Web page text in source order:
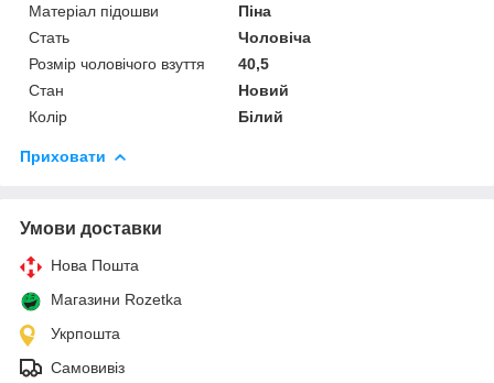
Матеріал підошви
Піна
Стать
Чоловіча
Розмір чоловічого взуття
40,5
Стан
Новий
Колір
Білий
Приховати
Умови доставки
Нова Пошта
Магазини Rozetka
Укрпошта
Самовивіз